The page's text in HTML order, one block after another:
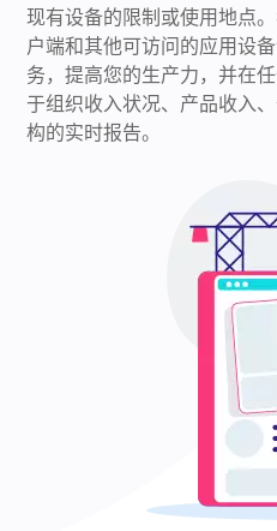
现有设备的限制或使用地点
户端和其他可访问的应用设
务，提高您的生产力，并在
于组织收入状况、产品收入
构的实时报告。